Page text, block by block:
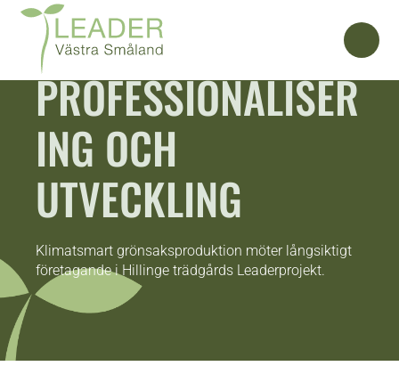
PROFESSIONALISER
ING OCH
UTVECKLING
Klimatsmart grönsaksproduktion möter långsiktigt
företagande i Hillinge trädgårds Leaderprojekt.